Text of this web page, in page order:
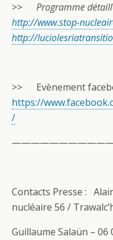
>> Programme
http://www.stop-
http://
>> Evènement
https://
/
Contacts Presse :
nucléaire 56 /
Guillaume Salaün – 06